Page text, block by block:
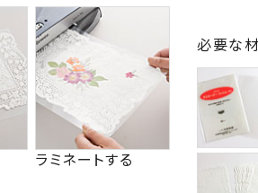
ラミネートする
必要な